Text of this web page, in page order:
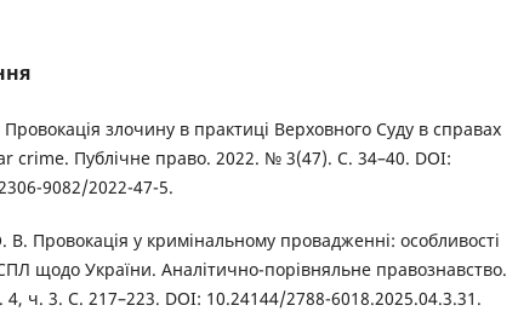
злочину в практиці Верховного Суду в справах
crime. Публічне право. 2022. № 3(47). С. 34–40. DOI:
9082/2022-47-5.
В. Провокація у кримінальному провадженні: особливості
щодо України. Аналітично-порівняльне правознавство.
4, ч. 3. С. 217–223. DOI: 10.24144/2788-6018.2025.04.3.31.